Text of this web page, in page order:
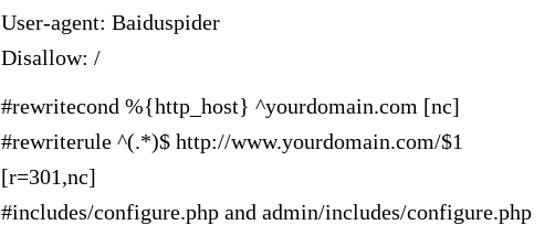
User-agent: Baiduspider
Disallow: /
#rewritecond %{http_host} ^yourdomain.com [nc]
#rewriterule ^(.*)$ http://www.yourdomain.com/$1
[r=301,nc]
#includes/configure.php and admin/includes/configure.php